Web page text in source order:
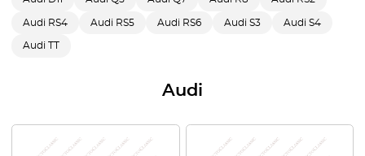
Audi RS4 Audi RS5 Audi RS6 Audi S3 Audi S4
Audi TT
Audi